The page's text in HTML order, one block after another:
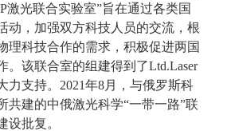
激光联合实验室”旨在通过各类国
动，加强双方科技人员的交流，根
理科技合作的需求，积极促进两国
。该联合室的组建得到了Ltd.Laser
力支持。2021年8月，与俄罗斯科
共建的中俄激光科学“一带一路”联
设批复。